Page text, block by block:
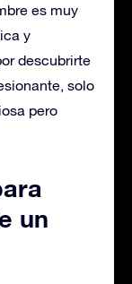
es muy
y
descubrirte
solo
pero
un